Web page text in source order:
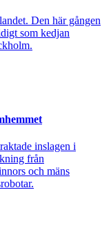
Den här gången
som kedjan
inslagen i
från
och mäns